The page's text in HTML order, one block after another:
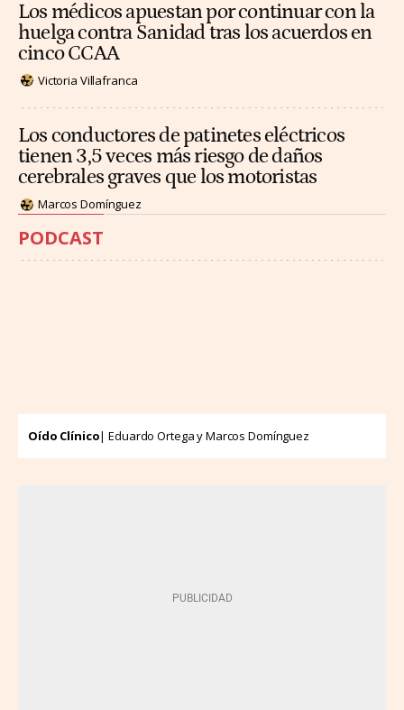
Los médicos apuestan por continuar con la
huelga contra Sanidad tras los acuerdos en
cinco CCAA
Victoria Villafranca
Los conductores de patinetes eléctricos
tienen 3,5 veces más riesgo de daños
cerebrales graves que los motoristas
Marcos Domínguez
PODCAST
Oído Clínico| Eduardo Ortega y Marcos Domínguez